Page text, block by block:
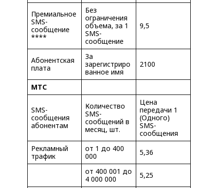
Премиальное
SMS-
сообщение
****
Без
ограничения
объема, за 1
SMS-
сообщение
9,5
Абонентская
плата
За
зарегистриро
ванное имя
2100
МТС
SMS-
сообщения
абонентам
Количество
SMS-
сообщений в
месяц, шт.
Цена
передачи 1
(Одного)
SMS-
сообщения
Рекламный
трафик
от 1 до 400
000
5,36
от 400 001 до
4 000 000
5,25